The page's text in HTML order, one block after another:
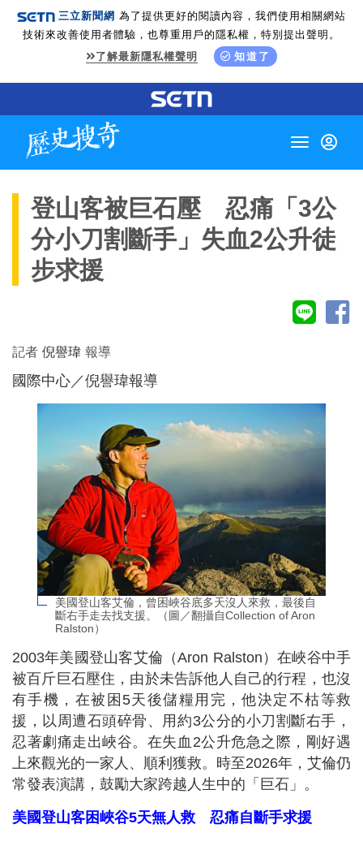
三立新聞網 為了提供更好的閱讀內容，我們使用相關網站
技術來改善使用者體驗，也尊重用戶的隱私權，特別提出聲明。
了解最新隱私權聲明
知道了
Toggle
登山客被巨石壓 忍痛「3公
分小刀割斷手」失血2公升徒
步求援
記者 倪譽瑋 報導
國際中心／倪譽瑋報導
美國登山客艾倫，曾困峽谷底多天沒人來救，最後自
斷右手走去找支援。（圖／翻攝自Collection of Aron
Ralston）
2003年美國登山客艾倫（Aron Ralston）在峽谷中手
被百斤巨石壓住，由於未告訴他人自己的行程，也沒
有手機，在被困5天後儲糧用完，他決定不枯等救
援，以周遭石頭碎骨、用約3公分的小刀割斷右手，
忍著劇痛走出峽谷。在失血2公升危急之際，剛好遇
上來觀光的一家人、順利獲救。時至2026年，艾倫仍
常發表演講，鼓勵大家跨越人生中的「巨石」。
美國登山客困峽谷5天無人救 忍痛自斷手求援